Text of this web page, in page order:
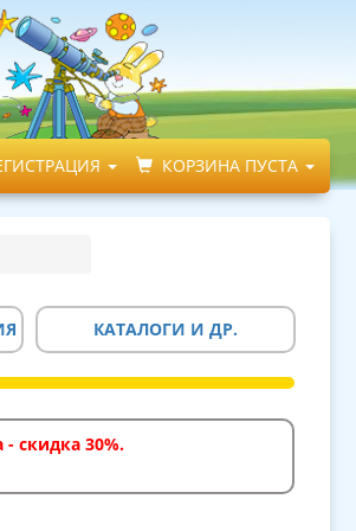
КОРЗИНА ПУСТА
КАТАЛОГИ И ДР.
скидка 30%.